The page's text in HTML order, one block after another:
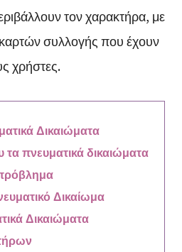
τον χαρακτήρα, με
συλλογής που έχουν
χρήστες.
Δικαιώματα
τα πνευματικά δικαιώματα
Δικαίωμα
Δικαιώματα